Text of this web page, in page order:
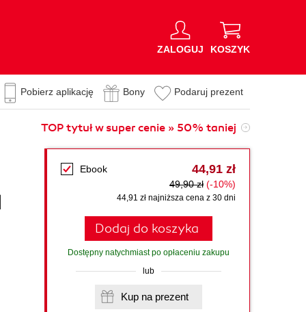
ZALOGUJ KOSZYK
Pobierz aplikację Bony Podaruj prezent
TOP tytuł w super cenie » 50% taniej
Ebook 44,91 zł
49,90 zł (-10%)
44,91 zł najniższa cena z 30 dni
Dodaj do koszyka
Dostępny natychmiast po opłaceniu zakupu
lub
Kup na prezent